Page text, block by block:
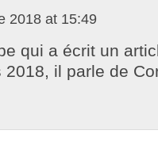
2018 at 15:49
qui a écrit un
il parle de